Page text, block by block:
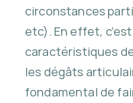
circonstances
etc). En effet,
caractéristiques
les dégâts
fondamental de